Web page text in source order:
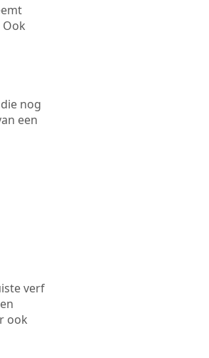
Ook
nog
een
verf
ook